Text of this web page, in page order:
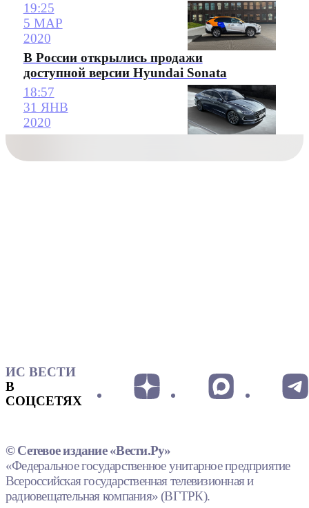
19:25
5 МАР
2020
В России открылись продажи
доступной версии Hyundai Sonata
18:57
31 ЯНВ
2020
ИС ВЕСТИ
В
СОЦСЕТЯХ
© Сетевое издание «Вести.Ру»
«Федеральное государственное унитарное предприятие
Всероссийская государственная телевизионная и
радиовещательная компания» (ВГТРК).